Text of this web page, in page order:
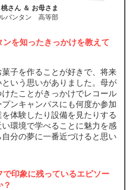
さん ＆ お母さま
バンタン 高等部
ンを知ったきっかけを教えて
子を作ることが好きで、将来
いう思いがありました。母が
たことがきっかけでレコール
ンキャンパスにも何度か参加
体験したり設備を見たりする
環境で学べることに魅力を感
分の夢に一番近づけると思い
で印象に残っているエピソー
？